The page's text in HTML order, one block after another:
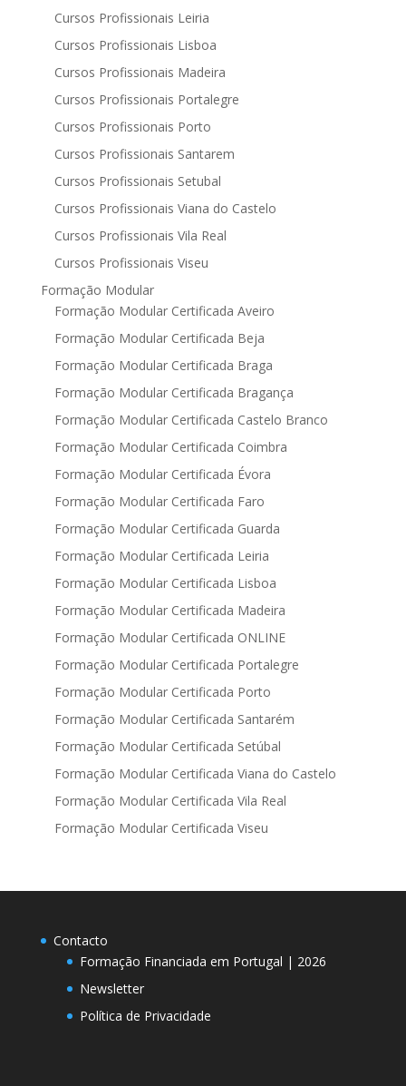
Cursos Profissionais Leiria
Cursos Profissionais Lisboa
Cursos Profissionais Madeira
Cursos Profissionais Portalegre
Cursos Profissionais Porto
Cursos Profissionais Santarem
Cursos Profissionais Setubal
Cursos Profissionais Viana do Castelo
Cursos Profissionais Vila Real
Cursos Profissionais Viseu
Formação Modular
Formação Modular Certificada Aveiro
Formação Modular Certificada Beja
Formação Modular Certificada Braga
Formação Modular Certificada Bragança
Formação Modular Certificada Castelo Branco
Formação Modular Certificada Coimbra
Formação Modular Certificada Évora
Formação Modular Certificada Faro
Formação Modular Certificada Guarda
Formação Modular Certificada Leiria
Formação Modular Certificada Lisboa
Formação Modular Certificada Madeira
Formação Modular Certificada ONLINE
Formação Modular Certificada Portalegre
Formação Modular Certificada Porto
Formação Modular Certificada Santarém
Formação Modular Certificada Setúbal
Formação Modular Certificada Viana do Castelo
Formação Modular Certificada Vila Real
Formação Modular Certificada Viseu
Contacto
Formação Financiada em Portugal | 2026
Newsletter
Política de Privacidade